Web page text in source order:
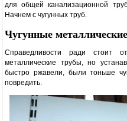
для общей канализационной
Начнем с чугунных труб.
Чугунные
Справедливости ради стоит
металлические трубы, но
быстро ржавели, были тоньше
повредить.